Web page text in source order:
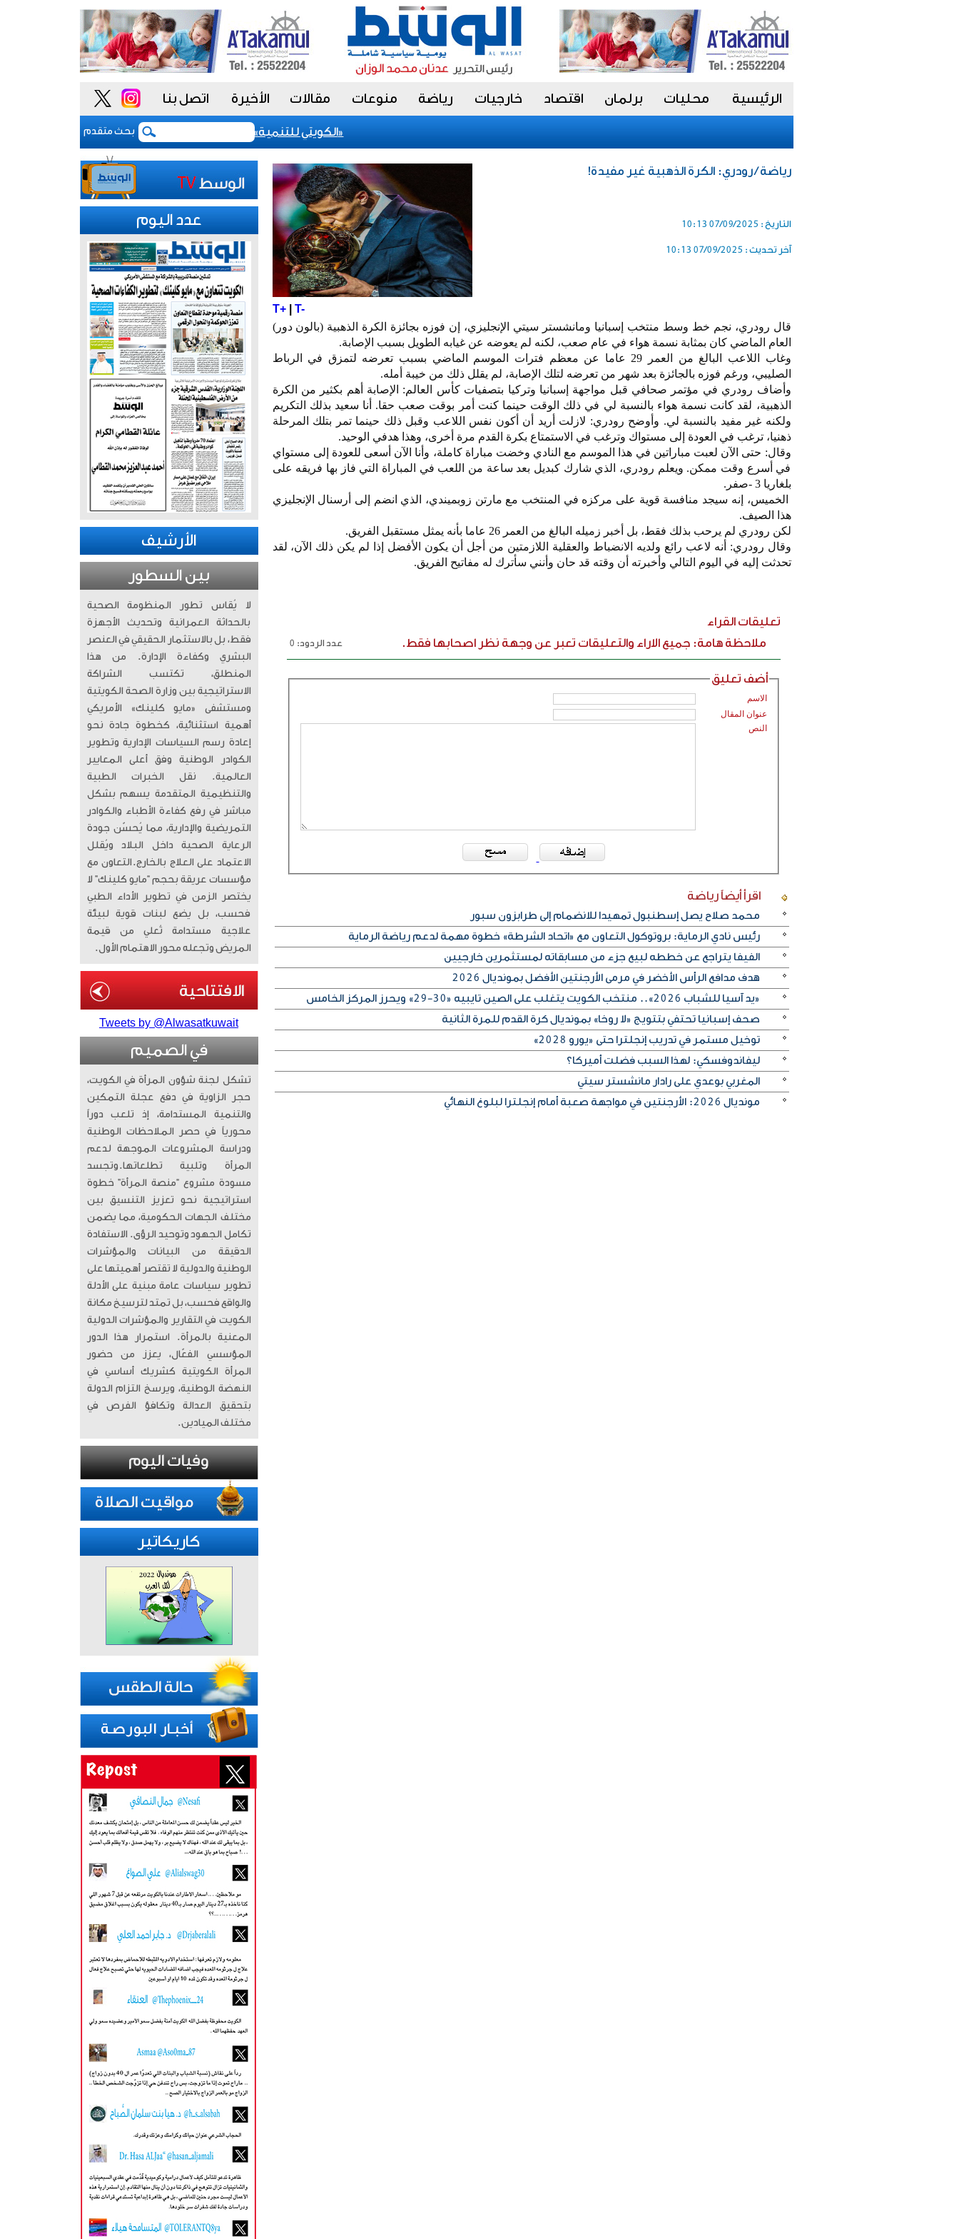
الرئيسية محليات برلمان اقتصاد خارجيات رياضة منوعات مقالات الأخيرة اتصل بنا
بحث متقدم «الكويتي للتنمية» يوقع اتفاقيتي منحة بـ5 ملايين دولار لدعم الجهود الإنسانية في سوريا وأفغانستان
رياضة / رودري: الكرة الذهبية غير مفيدة!
التاريخ : 07/09/2025 10:13
آخر تحديث : 07/09/2025 10:13
T+| T-
قال رودري، نجم خط وسط منتخب إسبانيا ومانشستر سيتي الإنجليزي، إن فوزه بجائزة الكرة الذهبية (بالون دور)
العام الماضي كان بمثابة نسمة هواء في عام صعب، لكنه لم يعوضه عن غيابه الطويل بسبب الإصابة.
وغاب اللاعب البالغ من العمر 29 عاما عن معظم فترات الموسم الماضي بسبب تعرضه لتمزق في الرباط
الصليبي، ورغم فوزه بالجائزة بعد شهر من تعرضه لتلك الإصابة، لم يقلل ذلك من خيبة أمله.
وأضاف رودري في مؤتمر صحافي قبل مواجهة إسبانيا وتركيا بتصفيات كأس العالم: الإصابة أهم بكثير من الكرة
الذهبية، لقد كانت نسمة هواء بالنسبة لي في ذلك الوقت حينما كنت أمر بوقت صعب حقا. أنا سعيد بذلك التكريم
ولكنه غير مفيد بالنسبة لي. وأوضح رودري: لازلت أريد أن أكون نفس اللاعب وقبل ذلك حينما تمر بتلك المرحلة
ذهنيا، ترغب في العودة إلى مستواك وترغب في الاستمتاع بكرة القدم مرة أخرى، وهذا هدفي الوحيد.
وقال: حتى الآن لعبت مباراتين في هذا الموسم مع النادي وخضت مباراة كاملة، وأنا الآن أسعى للعودة إلى مستواي
في أسرع وقت ممكن. ويعلم رودري، الذي شارك كبديل بعد ساعة من اللعب في المباراة التي فاز بها فريقه على
بلغاريا 3 -صفر.
الخميس، إنه سيجد منافسة قوية على مركزه في المنتخب مع مارتن زوبميندي، الذي انضم إلى أرسنال الإنجليزي
هذا الصيف.
لكن رودري لم يرحب بذلك فقط، بل أخبر زميله البالغ من العمر 26 عاما بأنه يمثل مستقبل الفريق.
وقال رودري: أنه لاعب رائع ولديه الانضباط والعقلية اللازمتين من أجل أن يكون الأفضل إذا لم يكن ذلك الآن، لقد
تحدثت إليه في اليوم التالي وأخبرته أن وقته قد حان وأنني سأترك له مفاتيح الفريق.
تعليقات القراء
ملاحظة هامة: جميع الاراء والتعليقات تعبر عن وجهة نظر اصحابها فقط.
عدد الردود: 0
أضف تعليق
الاسم
عنوان المقال
النص
اقرأ أيضاًرياضة
محمد صلاح يصل إسطنبول تمهيدا للانضمام إلى طرابزون سبور
رئيس نادي الرماية: بروتوكول التعاون مع «اتحاد الشرطة» خطوة مهمة لدعم رياضة الرماية
الفيفا يتراجع عن خططه لبيع جزء من مسابقاته لمستثمرين خارجيين
هدف مدافع الرأس الأخضر في مرمى الأرجنتين الأفضل بمونديال 2026
«يد آسيا للشباب 2026».. منتخب الكويت يتغلب على الصين تايبيه «30-29» ويحرز المركز الخامس
صحف إسبانيا تحتفي بتتويج «لا روخا» بمونديال كرة القدم للمرة الثانية
توخيل مستمر في تدريب إنجلترا حتى «يورو 2028»
ليفاندوفسكي: لهذا السبب فضلت أميركا؟
المغربي بوعدي على رادار مانشستر سيتي
مونديال 2026: الأرجنتين في مواجهة صعبة أمام إنجلترا لبلوغ النهائي
عدد اليوم
الأرشيف
بين السطور
لا يُقاس تطور المنظومة الصحية
بالحداثة العمرانية وتحديث الأجهزة
فقط، بل بالاستثمار الحقيقي في العنصر
البشري وكفاءة الإدارة. من هذا
المنطلق، تكتسب الشراكة
الاستراتيجية بين وزارة الصحة الكويتية
ومستشفى «مايو كلينك» الأمريكي
أهمية استثنائية، كخطوة جادة نحو
إعادة رسم السياسات الإدارية وتطوير
الكوادر الوطنية وفق أعلى المعايير
العالمية. ​ نقل الخبرات الطبية
والتنظيمية المتقدمة يسهم بشكل
مباشر في رفع كفاءة الأطباء والكوادر
التمريضية والإدارية، مما يُحسّن جودة
الرعاية الصحية داخل البلاد ويُقلل
الاعتماد على العلاج بالخارج. ​التعاون مع
مؤسسات عريقة بحجم “مايو كلينك” لا
يختصر الزمن في تطوير الأداء الطبي
فحسب، بل يضع لبنات قوية لبيئة
علاجية مستدامة تُعلي من قيمة
المريض وتجعله محور الاهتمام الأول.
Tweets by @Alwasatkuwait
في الصميم
تشكل لجنة شؤون المرأة في الكويت،
حجر الزاوية في دفع عجلة التمكين
والتنمية المستدامة، إذ تلعب دوراً
محورياً في حصر الملاحظات الوطنية
ودراسة المشروعات الموجهة لدعم
المرأة وتلبية تطلعاتها. ​وتجسد
مسودة مشروع “منصة المرأة” خطوة
استراتيجية نحو تعزيز التنسيق بين
مختلف الجهات الحكومية، مما يضمن
تكامل الجهود وتوحيد الرؤى. الاستفادة
الدقيقة من البيانات والمؤشرات
الوطنية والدولية لا تقتصر أهميتها على
تطوير سياسات عامة مبنية على الأدلة
والواقع فحسب، بل تمتد لترسيخ مكانة
الكويت في التقارير والمؤشرات الدولية
المعنية بالمرأة. ​ استمرار هذا الدور
المؤسسي الفعّال، يعزز من حضور
المرأة الكويتية كشريك أساسي في
النهضة الوطنية، ويرسخ التزام الدولة
بتحقيق العدالة وتكافؤ الفرص في
مختلف الميادين.
كاريكاتير